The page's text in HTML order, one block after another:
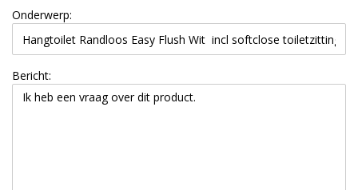
Onderwerp:
Bericht: